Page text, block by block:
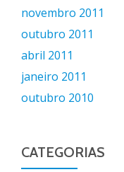
novembro 2011
outubro 2011
abril 2011
janeiro 2011
outubro 2010
CATEGORIAS